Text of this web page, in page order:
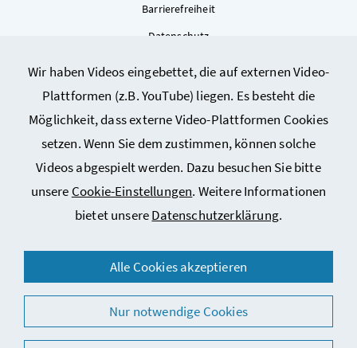
Wir haben Videos eingebettet, die auf externen Video-
Plattformen (z.B. YouTube) liegen. Es besteht die
Möglichkeit, dass externe Video-Plattformen Cookies
setzen. Wenn Sie dem zustimmen, können solche
Videos abgespielt werden. Dazu besuchen Sie bitte
unsere Cookie-Einstellungen. Weitere Informationen
bietet unsereDatenschutzerklärung.
Alle Cookies akzeptieren
Nur notwendige Cookies
Barrierefreiheit
Datenschutz
Sitemap
Cookie-Einstellungen
© 2026 Bundesministerium für Arbeit, Soziales, Gesundheit,
Pflege und Konsumentenschutz